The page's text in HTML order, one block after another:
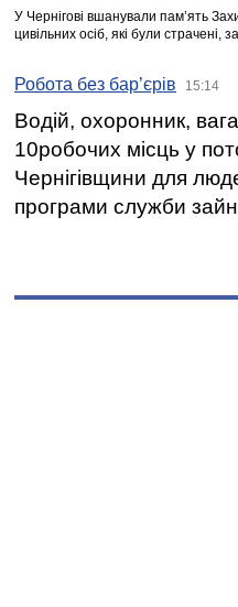
У Чернігові вшанували пам’ять
цивільних осіб, які були страчені,
Робота без бар’єрів 15:14
Водій, охоронник,
10робочих місць у
Чернігівщини для
програми служби